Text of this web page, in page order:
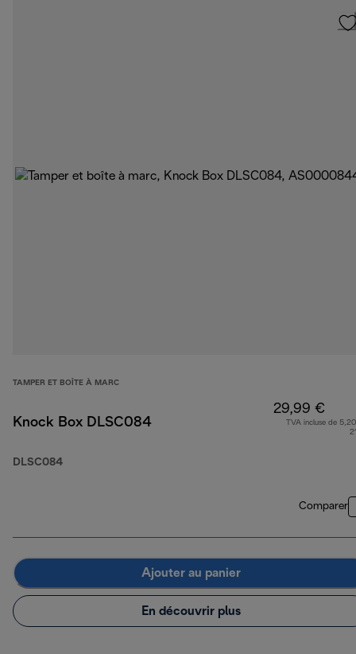
TAMPER ET BOÎTE À MARC
Knock Box DLSC084
DLSC084
29,99 €
TVA incluse de
Comparer
Ajouter au panier
En découvrir plus